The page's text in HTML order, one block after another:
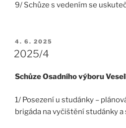
9/ Schůze s vedením se
PUBLIKOVÁNO
4. 6. 2025
2025/4
Schůze Osadního výboru
1/ Posezení u studánky –
brigáda na vyčištění studánky